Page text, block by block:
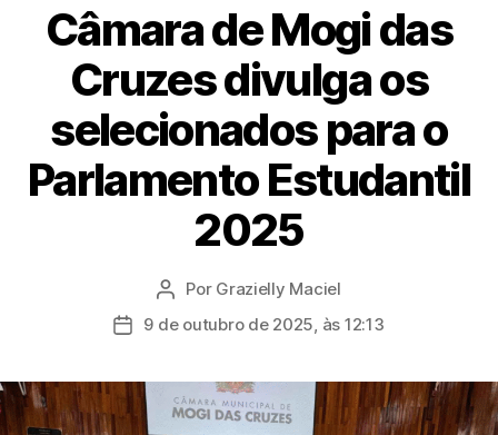
Câmara de Mogi das
Cruzes divulga os
selecionados para o
Parlamento Estudantil
2025
Autor
do
Por Grazielly Maciel
Data9 de outubro de 2025, às 12:13